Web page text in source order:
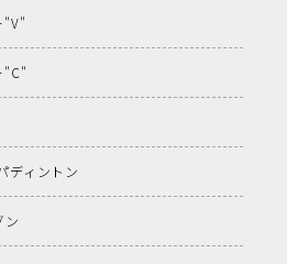
"V"
"C"
ディントン
ン